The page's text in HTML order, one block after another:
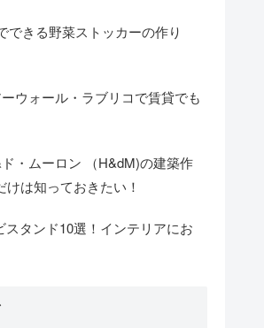
できる野菜ストッカーの作り
ーウォール・ラブリコで賃貸でも
・ムーロン （H&dM)の建築作
けは知っておきたい！
スタンド10選！インテリアにお